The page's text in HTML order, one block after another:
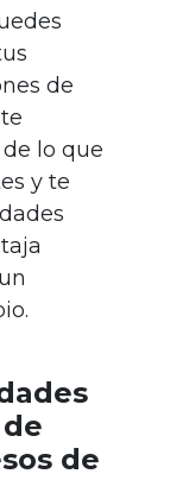
de
lo que
y te
de